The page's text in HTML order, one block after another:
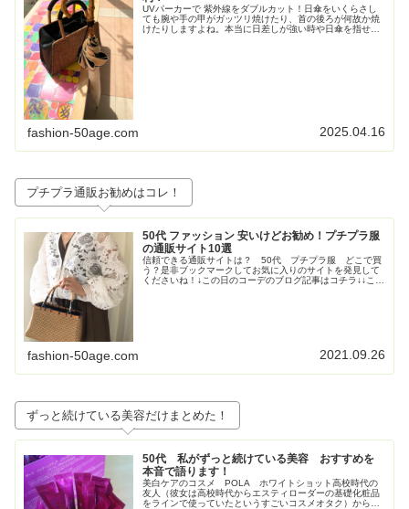
UVパーカーで 紫外線をダブルカット！日傘をいくらさし
ても腕や手の甲がガッツリ焼けたり、首の後ろが何故か焼
けたりしますよね。本当に日差しが強い時や日傘を指せな
fashion-50age.com 2025.04.16
プチプラ通販お勧めはコレ！
50代 ファッション 安いけどお勧め！プチプラ服
の通販サイト10選
信頼できる通販サイトは？ 50代 プチプラ服 どこで買
う？是非ブックマークしてお気に入りのサイトを発見して
くださいね！↓この日のコーデのブログ記事はコチラ↓↓この
fashion-50age.com 2021.09.26
ずっと続けている美容だけまとめた！
50代 私がずっと続けている美容 おすすめを
本音で語ります！
美白ケアのコスメ POLA ホワイトショット高校時代の
友人（彼女は高校時代からエスティローダーの基礎化粧品
をラインで使っていたというすごいコスメオタク）からす